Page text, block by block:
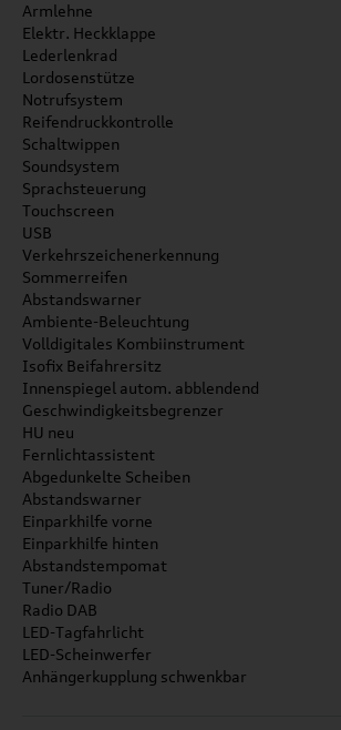
Armlehne
Elektr. Heckklappe
Lederlenkrad
Lordosenstütze
Notrufsystem
Reifendruckkontrolle
Schaltwippen
Soundsystem
Sprachsteuerung
Touchscreen
USB
Verkehrszeichenerkennung
Sommerreifen
Abstandswarner
Ambiente-Beleuchtung
Volldigitales Kombiinstrument
Isofix Beifahrersitz
Innenspiegel autom. abblendend
Geschwindigkeitsbegrenzer
HU neu
Fernlichtassistent
Abgedunkelte Scheiben
Abstandswarner
Einparkhilfe vorne
Einparkhilfe hinten
Abstandstempomat
Tuner/Radio
Radio DAB
LED-Tagfahrlicht
LED-Scheinwerfer
Anhängerkupplung schwenkbar